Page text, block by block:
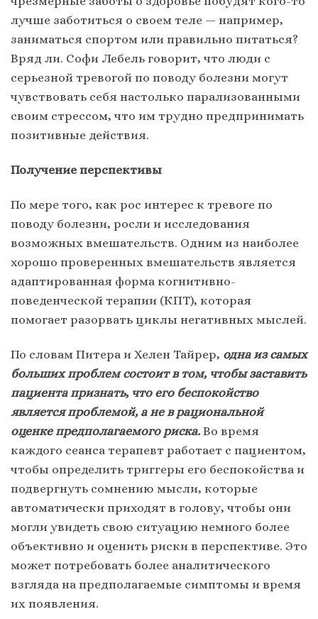
лучше заботиться о своем теле — например,
заниматься спортом или правильно питаться?
Вряд ли. Софи Лебель говорит, что люди с
серьезной тревогой по поводу болезни могут
чувствовать себя настолько парализованными
своим стрессом, что им трудно предпринимать
позитивные действия.
Получение перспективы
По мере того, как рос интерес к тревоге по
поводу болезни, росли и исследования
возможных вмешательств. Одним из наиболее
хорошо проверенных вмешательств является
адаптированная форма когнитивно-
поведенческой терапии (КПТ), которая
помогает разорвать циклы негативных мыслей.
По словам Питера и Хелен Тайрер, одна из самых
больших проблем состоит в том, чтобы заставить
пациента признать, что его беспокойство
является проблемой, а не в рациональной
оценке предполагаемого риска. Во время
каждого сеанса терапевт работает с пациентом,
чтобы определить триггеры его беспокойства и
подвергнуть сомнению мысли, которые
автоматически приходят в голову, чтобы они
могли увидеть свою ситуацию немного более
объективно и оценить риски в перспективе. Это
может потребовать более аналитического
взгляда на предполагаемые симптомы и время
их появления.